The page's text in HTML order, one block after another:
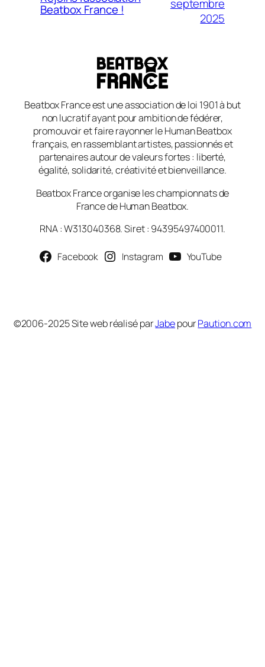
Beatbox France !
septembre
2025
Beatbox France est une association de loi 1901 à but
non lucratif ayant pour ambition de fédérer,
promouvoir et faire rayonner le Human Beatbox
français, en rassemblant artistes, passionnés et
partenaires autour de valeurs fortes : liberté,
égalité, solidarité, créativité et bienveillance.
Beatbox France organise les championnats de
France de Human Beatbox.
RNA : W313040368. Siret : 94395497400011.
Facebook Instagram YouTube
©2006-2025 Site web réalisé parJabepourPaution.com